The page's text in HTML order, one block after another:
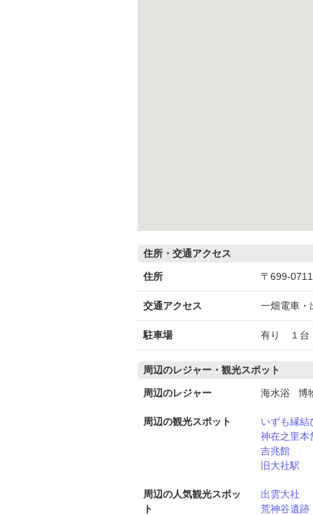
住所・交通アクセス
住所 〒699-
交通アクセス 一畑電車・
駐車場 有り １
周辺のレジャー・観光スポット
周辺のレジャー 海水浴 博
周辺の観光スポット
いずも縁結
神在之里本
吉兆館
旧大社駅
周辺の人気観光スポッ
ト
出雲大社
荒神谷遺跡